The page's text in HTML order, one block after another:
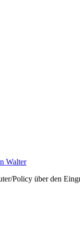
Walter
Policy über den